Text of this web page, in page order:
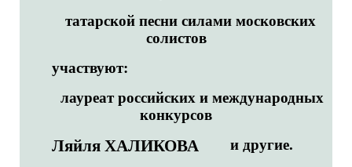
татарской песни силами московских
солистов
участвуют:
лауреат российских и международных
конкурсов
Ляйля ХАЛИКОВА
и другие.